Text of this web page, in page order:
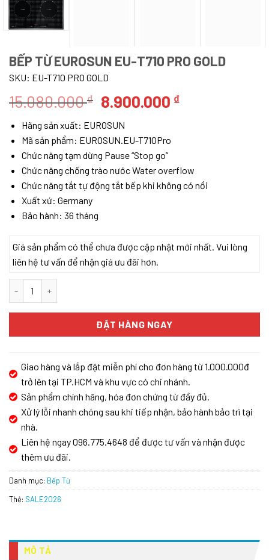
BẾP TỪ EUROSUN EU-T710 PRO GOLD
SKU: EU-T710 PRO GOLD
15.080.000₫ Giá
là:
15.080.000 ₫.
8.900.000 ₫Giá
8.900.000 ₫.
Hãng sản xuất: EUROSUN
Mã sản phẩm: EUROSUN.EU-T710Pro
Chức năng tạm dừng Pause “Stop go”
Chức năng chống trào nước Water overflow
Chức năng tắt tự động tắt bếp khi không có nồi
Xuất xứ: Germany
Bảo hành: 36 tháng
Giá sản phẩm có thể chưa được cập nhật mới nhất. Vui lòng
liên hệ tư vấn để nhận giá ưu đãi hơn.
ĐẶT HÀNG NGAY
Giao hàng và lắp đặt miễn phí cho đơn hàng từ 1.000.000đ
trở lên tại TP.HCM và khu vực có chi nhánh.
Sản phẩm chính hãng, hóa đơn chứng từ đầy đủ.
Xử lý lỗi nhanh chóng sau khi tiếp nhận, bảo hành bảo trì tại
nhà.
Liên hệ ngay 096.775.4648 để được tư vấn và nhận được
thêm ưu đãi.
Danh mục: Bếp Từ
Thẻ: SALE2026
MÔ TẢ